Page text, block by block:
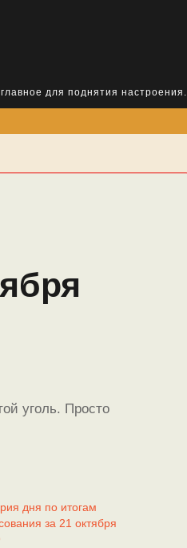
для поднятия настроения.
уголь. Просто
дня по итогам
за 21 октября